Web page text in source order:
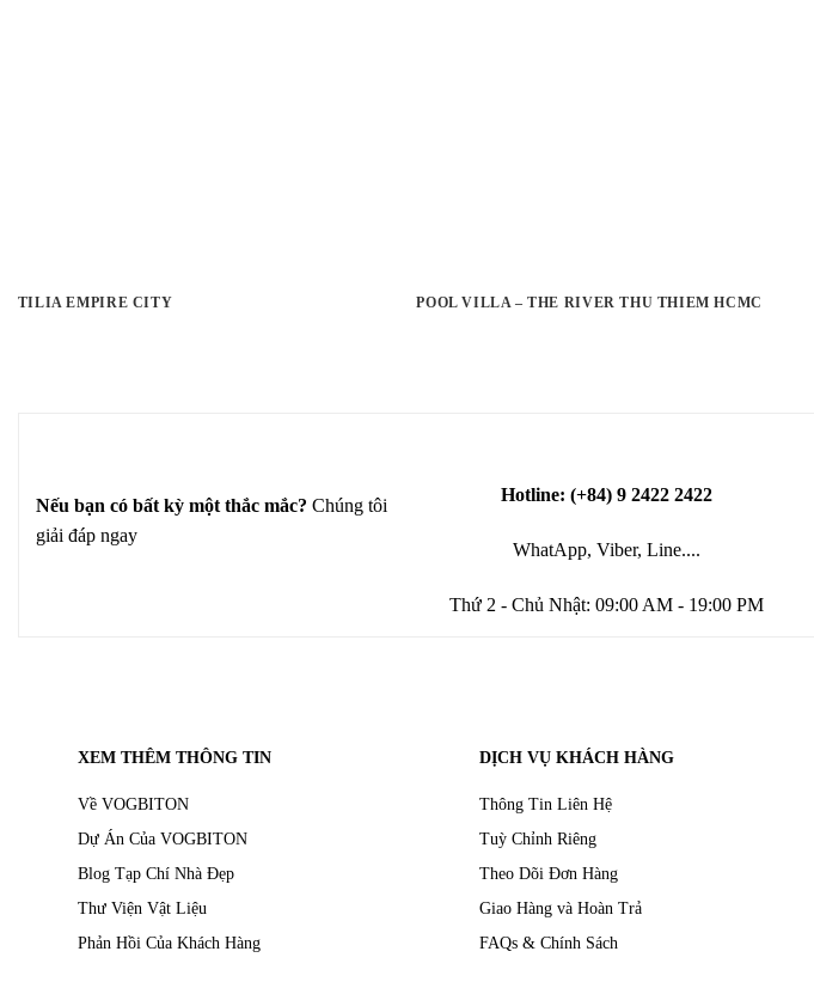
TILIA EMPIRE CITY POOL VILLA – THE RIVER THU THIEM HCMC
Nếu bạn có bất kỳ một thắc mắc? Chúng tôi
giải đáp ngay
Hotline: (+84) 9 2422 2422
WhatApp, Viber, Line....
Thứ 2 - Chủ Nhật: 09:00 AM - 19:00 PM
XEM THÊM THÔNG TIN
Về VOGBITON
Dự Án Của VOGBITON
Blog Tạp Chí Nhà Đẹp
Thư Viện Vật Liệu
Phản Hồi Của Khách Hàng
DỊCH VỤ KHÁCH HÀNG
Thông Tin Liên Hệ
Tuỳ Chỉnh Riêng
Theo Dõi Đơn Hàng
Giao Hàng và Hoàn Trả
FAQs & Chính Sách